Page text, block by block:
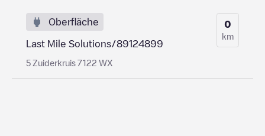
Oberfläche
Last Mile Solutions/89124899
5 Zuiderkruis 7122 WX
0
km